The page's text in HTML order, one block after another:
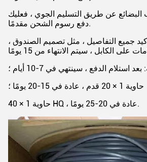
البضائع عن طريق التسليم الجوي ، فعليك
دفع رسوم الشحن مقدمًا.
جميع التفاصيل ، مثل تصميم الصندوق ،
الدفع ، سينتهي في 7-10 أيام ؛
حاوية 1 × 20 قدم ، عادة في 15-20 يومًا ؛
حاوية 1 × 40 HQ ، عادة في 20-25 يومًا.